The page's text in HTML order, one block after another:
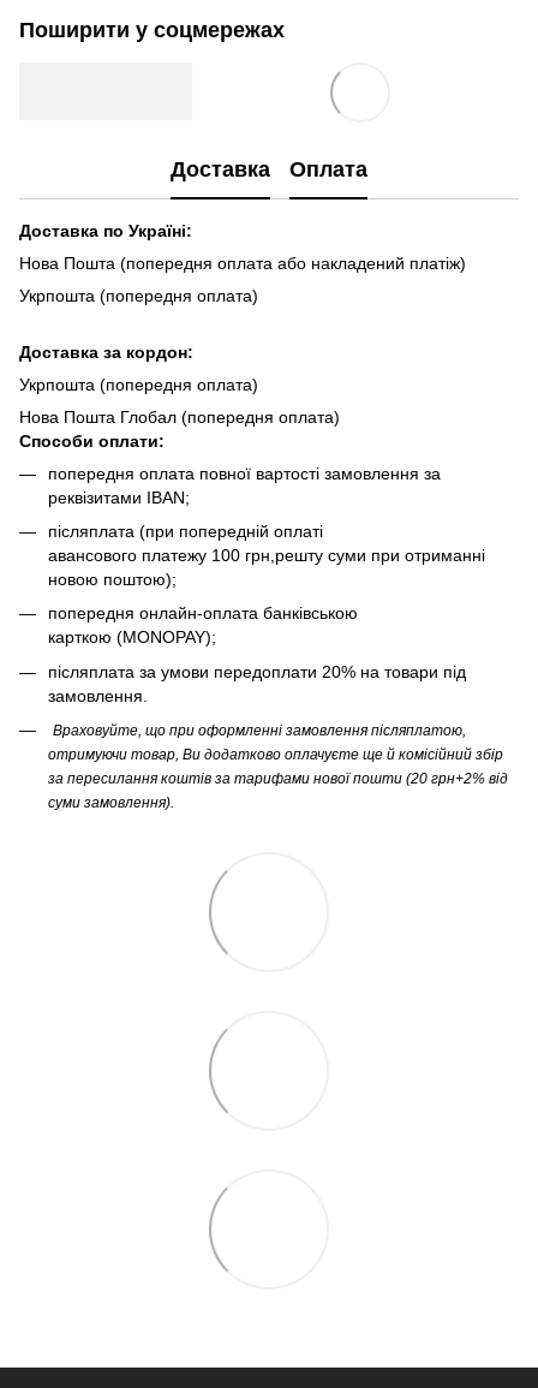
Поширити у соцмережах
Доставка Оплата
Доставка по Україні:
Нова Пошта (попередня оплата або накладений платіж)
Укрпошта (попередня оплата)
Доставка за кордон:
Укрпошта (попередня оплата)
Нова Пошта Глобал (попередня оплата)
Способи оплати:
попередня оплата повної вартості замовлення за
реквізитами IBAN;
післяплата (при попередній оплаті
авансового платежу 100 грн,решту суми при отриманні
новою поштою);
попередня онлайн-оплата банківською
карткою (MONOPAY);
післяплата за умови передоплати 20% на товари під
замовлення.
Враховуйте, що при оформленні замовлення післяплатою,
отримуючи товар, Ви додатково оплачуєте ще й комісійний збір
за пересилання коштів за тарифами нової пошти (20 грн+2% від
суми замовлення).